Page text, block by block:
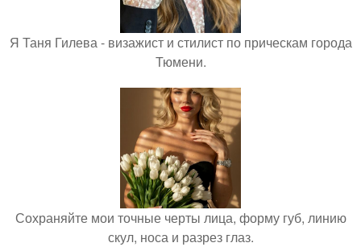
Я Таня Гилева - визажист и стилист по прическам города
Тюмени.
Сохраняйте мои точные черты лица, форму губ, линию
скул, носа и разрез глаз.